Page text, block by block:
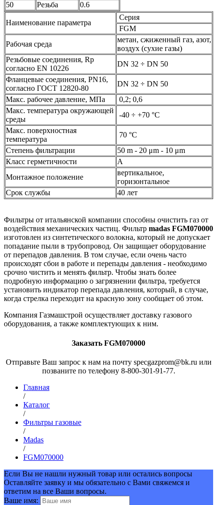
50
Резьба 0.6
Наименование параметра
Серия
FGM
Рабочая среда
метан, сжиженный газ, азот,
воздух (сухие газы)
Резьбовые соединения, Rp
согласно EN 10226
DN 32 ÷ DN 50
Фланцевые соединения, PN16,
согласно ГОСТ 12820-80
DN 32 ÷ DN 50
Макс. рабочее давление, МПа
0,2; 0,6
Макс. температура окружающей
среды
-40 ÷ +70 °C
Макс. поверхностная
температура
70 °C
Степень фильтрации
50 m - 20 μm - 10 μm
Класс герметичности
А
Монтажное положение
вертикальное,
горизонтальное
Срок службы
40 лет
Фильтры от итальянской компании способны очистить газ от
воздействия механических частиц. Фильтр madas FGM070000
изготовлен из синтетического волокна, который не допускает
попадание пыли в трубопровод. Он защищает оборудование
от перепадов давления. В том случае, если очень часто
происходят сбои в работе и перепады давления - необходимо
срочно чистить и менять фильтр. Чтобы знать более
подробную информацию о загрязнении фильтра, требуется
установить индикатор перепада давления, который, в случае,
когда стрелка переходит на красную зону сообщает об этом.
Компания Газмашстрой осуществляет доставку газового
оборудования, а также комплектующих к ним.
Заказать FGM070000
Отправьте Ваш запрос к нам на почту specgazprom@bk.ru или
позваните по телефону 8-800-301-91-77.
Главная
/
Каталог
/
Фильтры газовые
/
Madas
/
FGM070000
Если Вы не нашли нужный товар или остались вопросы
Оставляйте заявку и мы обязательно с Вами свяжемся и
ответим на все Ваши вопросы.
Ваше имя: